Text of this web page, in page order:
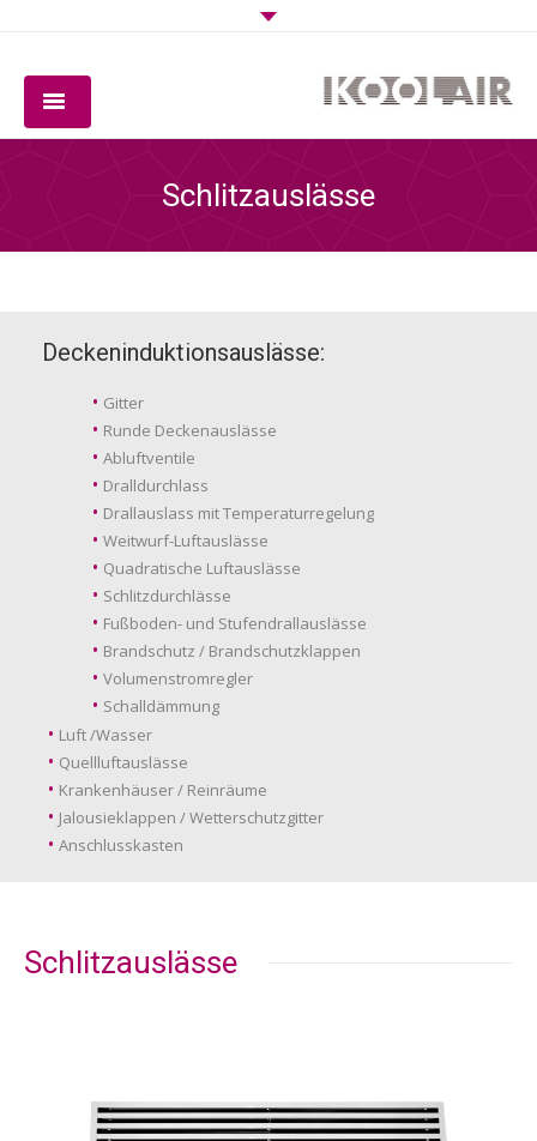
KONTAKT
Schlitzauslässe
Deckeninduktionsauslässe:
Gitter
Runde Deckenauslässe
Abluftventile
Dralldurchlass
Drallauslass mit Temperaturregelung
Weitwurf-Luftauslässe
Quadratische Luftauslässe
Schlitzdurchlässe
Fußboden- und Stufendrallauslässe
Brandschutz / Brandschutzklappen
Volumenstromregler
Schalldämmung
Luft /Wasser
Quellluftauslässe
Krankenhäuser / Reinräume
Jalousieklappen / Wetterschutzgitter
Anschlusskasten
Schlitzauslässe